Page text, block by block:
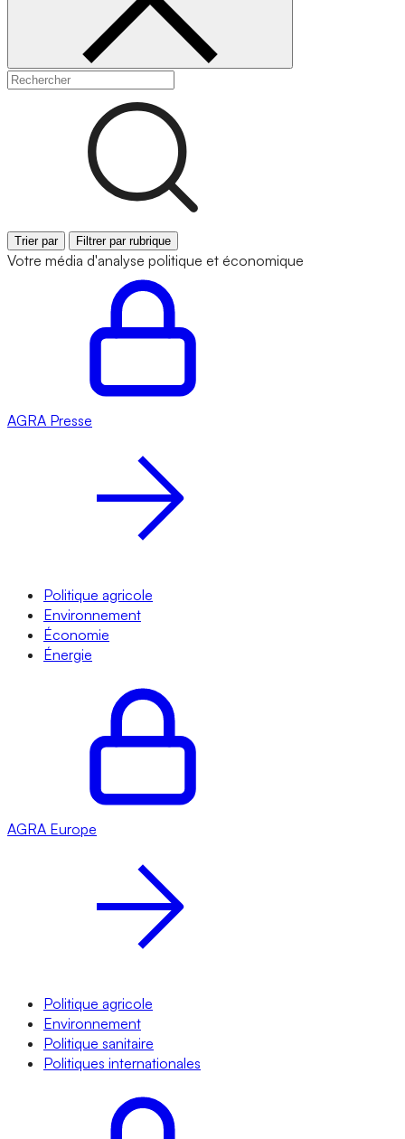
Trier par Filtrer par rubrique
Votre média d'analyse politique et économique
AGRA Presse
Politique agricole
Environnement
Économie
Énergie
AGRA Europe
Politique agricole
Environnement
Politique sanitaire
Politiques internationales